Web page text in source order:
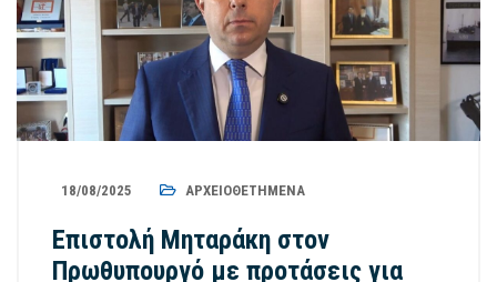
18/08/2025 ΑΡΧΕΙΟΘΕΤΗΜΈΝΑ
Επιστολή Μηταράκη στον
Πρωθυπουργό με προτάσεις για